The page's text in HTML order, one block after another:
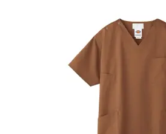
ット付き●着脱しやすいジップタイプ羽織
比べて着脱がしやすく、メイクなどが付き
様の左胸ポケットペンや小物を分類して収
ケット●折り返して着られる袖デザイン袖
した際のアクセントに。